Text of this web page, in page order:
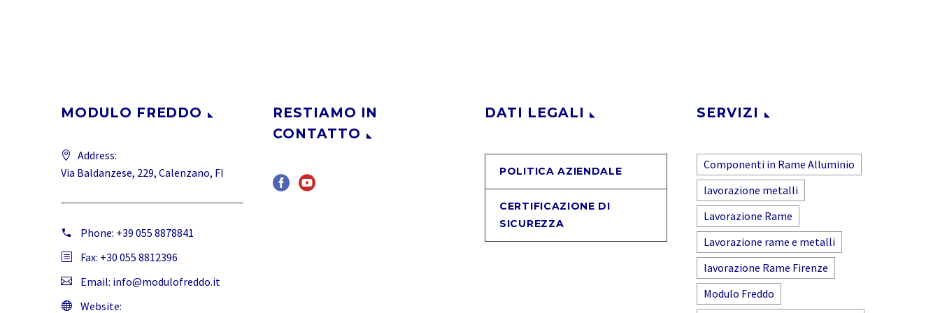
MODULO FREDDO
Address:
Via Baldanzese, 229, Calenzano, FI
Phone: +39 055 8878841
Fax: +30 055 8812396
Email: info@modulofreddo.it
Website:
RESTIAMO IN
CONTATTO
DATI LEGALI
POLITICA AZIENDALE
CERTIFICAZIONE DI
SICUREZZA
SERVIZI
Componenti in Rame Alluminio
lavorazione metalli
Lavorazione Rame
Lavorazione rame e metalli
lavorazione Rame Firenze
Modulo Freddo